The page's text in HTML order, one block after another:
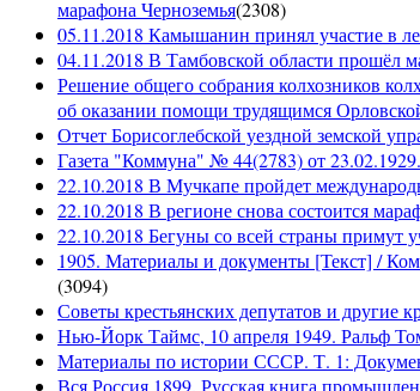
марафона Черноземья(2308)
05.11.2018 Камышанин принял участие в
04.11.2018 В Тамбовской области
Решение общего собрания колхозников
об оказании помощи трудящимся
Отчет Борисоглебской уездной земской
Газета "Коммуна" № 44(2783) от 23.02.1929.
22.10.2018 В Мучкапе пройдет
22.10.2018 В регионе снова состоится
22.10.2018 Бегуны со всей страны
1905. Материалы и документы [Текст] /
(3094)
Советы крестьянских депутатов и другие
Нью-Йорк Таймс, 10 апреля 1949. Ральф
Материалы по истории СССР. Т. 1: